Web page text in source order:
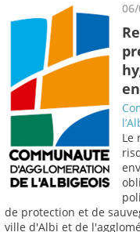
Le
de protection et de
ville d'Albi et de